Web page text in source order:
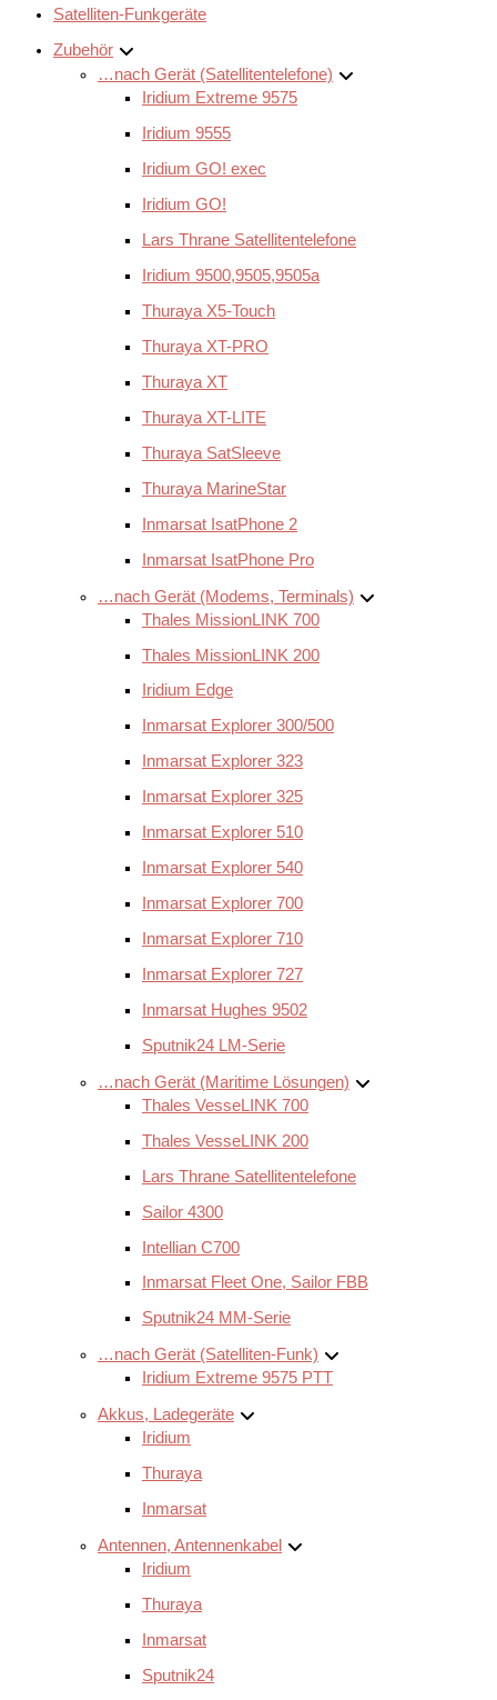
Satelliten-Funkgeräte
Zubehör
…nach Gerät (Satellitentelefone)
Iridium Extreme 9575
Iridium 9555
Iridium GO! exec
Iridium GO!
Lars Thrane Satellitentelefone
Iridium 9500,9505,9505a
Thuraya X5-Touch
Thuraya XT-PRO
Thuraya XT
Thuraya XT-LITE
Thuraya SatSleeve
Thuraya MarineStar
Inmarsat IsatPhone 2
Inmarsat IsatPhone Pro
…nach Gerät (Modems, Terminals)
Thales MissionLINK 700
Thales MissionLINK 200
Iridium Edge
Inmarsat Explorer 300/500
Inmarsat Explorer 323
Inmarsat Explorer 325
Inmarsat Explorer 510
Inmarsat Explorer 540
Inmarsat Explorer 700
Inmarsat Explorer 710
Inmarsat Explorer 727
Inmarsat Hughes 9502
Sputnik24 LM-Serie
…nach Gerät (Maritime Lösungen)
Thales VesseLINK 700
Thales VesseLINK 200
Lars Thrane Satellitentelefone
Sailor 4300
Intellian C700
Inmarsat Fleet One, Sailor FBB
Sputnik24 MM-Serie
…nach Gerät (Satelliten-Funk)
Iridium Extreme 9575 PTT
Akkus, Ladegeräte
Iridium
Thuraya
Inmarsat
Antennen, Antennenkabel
Iridium
Thuraya
Inmarsat
Sputnik24